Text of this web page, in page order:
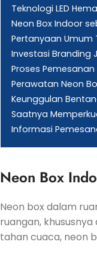
Teknologi LED
Neon Box Indoor
Pertanyaan Umum
Investasi Branding
Proses
Perawatan Neon
Keunggulan
Saatnya
Informasi
Neon Box
Neon box dalam
ruangan,
tahan cuaca, neon